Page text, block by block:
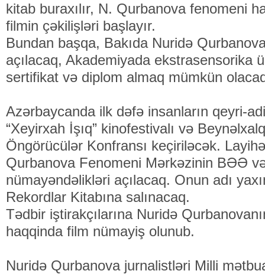
kitab buraxılır, N. Qurbanova fenomeni
filmin çəkilişləri başlayır.
Bundan başqa, Bakıda Nuridə
açılacaq, Akademiyada ekstrasensorika
sertifikat və diplom almaq mümkün
Azərbaycanda ilk dəfə insanların qeyri-
“Xeyirxah İşıq” kinofestivalı və
Öngörücülər Konfransı keçiriləcək.
Qurbanova Fenomeni Mərkəzinin BƏƏ
nümayəndəlikləri açılacaq. Onun adı
Rekordlar Kitabına salınacaq.
Tədbir iştirakçılarına Nuridə
haqqinda film nümayiş olunub.
Nuridə Qurbanova jurnalistləri Milli